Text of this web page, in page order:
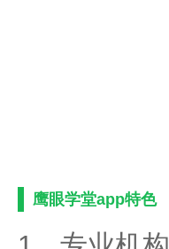
鹰眼学堂app特色